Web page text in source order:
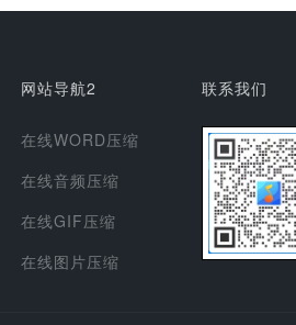
网站导航2
在线WORD压缩
在线音频压缩
在线GIF压缩
在线图片压缩
联系我们